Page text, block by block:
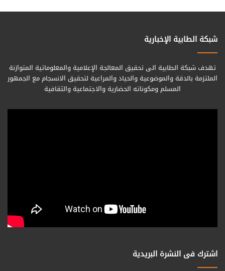
شبكة الطابية الإخبارية
تهدف شبكة الطابية الى تحقيق المعالجة الإعلامية والمعلوماتية المتوازنة
الملتزمة بالدقة والموضوعية والحياد والمراعية لتحقيق الانسجام مع الجمهور
المسلم ومكوناته الحضارية والاجتماعية والثقافية
اشترك فى النشرة البريدية